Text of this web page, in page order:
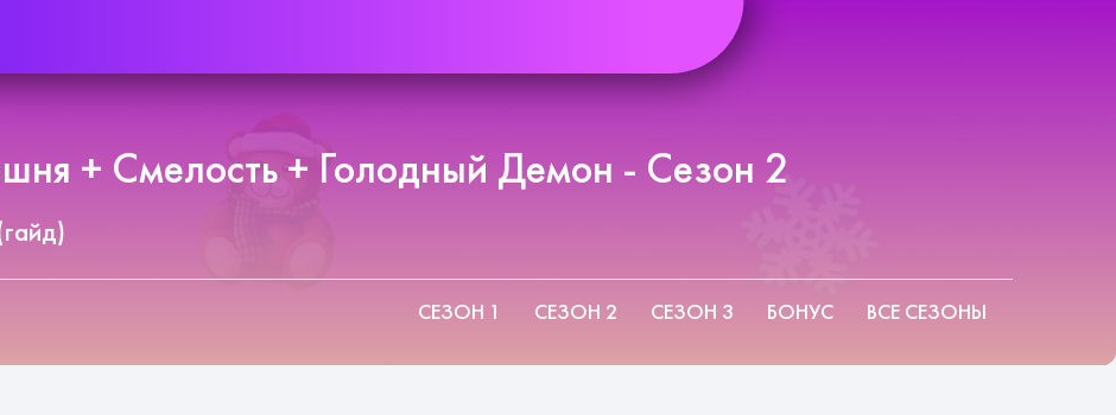
+ Смелость + Голодный Демон - Сезон 2
СЕЗОН 1 СЕЗОН 2 СЕЗОН 3 БОНУС ВСЕ СЕЗОНЫ